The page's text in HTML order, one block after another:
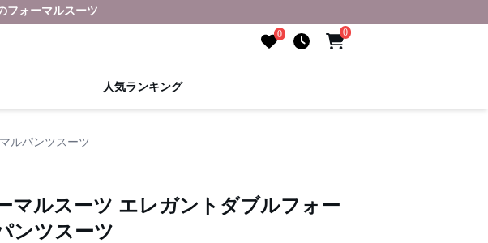
フォーマルスーツ
0 0
人気ランキング
ルパンツスーツ
マルスーツ エレガントダブルフォー
ンツスーツ